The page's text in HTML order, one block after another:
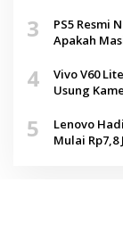
3
PS5 Resmi
Apakah
4
Vivo V60
Usung
5
Lenovo
Mulai Rp7,8